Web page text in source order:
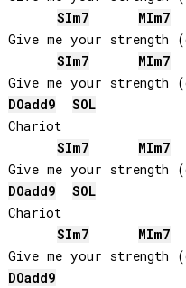
SIm7 MIm7
Give me your strength
SIm7 MIm7
DOadd9
SOL
Chariot
SIm7 MIm7
DOadd9
SOL
Chariot
SIm7 MIm7
DOadd9